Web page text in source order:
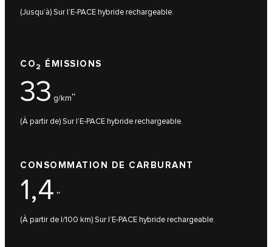
(Jusqu’à) Sur l’E-PACE hybride rechargeable.
CO 2 ÉMISSIONS
33 g/km††
(À partir de) Sur l’E-PACE hybride rechargeable.
CONSOMMATION DE CARBURANT
1,4 ††
(À partir de l/100 km) Sur l’E-PACE hybride rechargeable.